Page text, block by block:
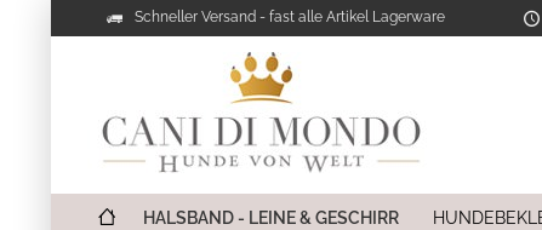
Schneller Versand - fast alle Artikel Lagerware
HALSBAND - LEINE & GESCHIRR